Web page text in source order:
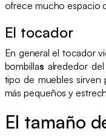
ofrece mucho espacio
El tocador
En general el tocador
bombillas alrededor
tipo de muebles sirven
más pequeños y
El tamaño